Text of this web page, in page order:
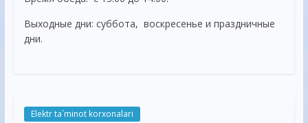
Выходные дни: суббота, воскресенье и праздничные
дни.
Elektr ta`minot korxonalari